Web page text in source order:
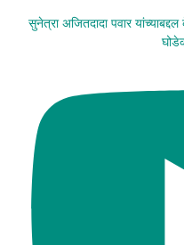
सुनेत्रा अजितदादा पवार